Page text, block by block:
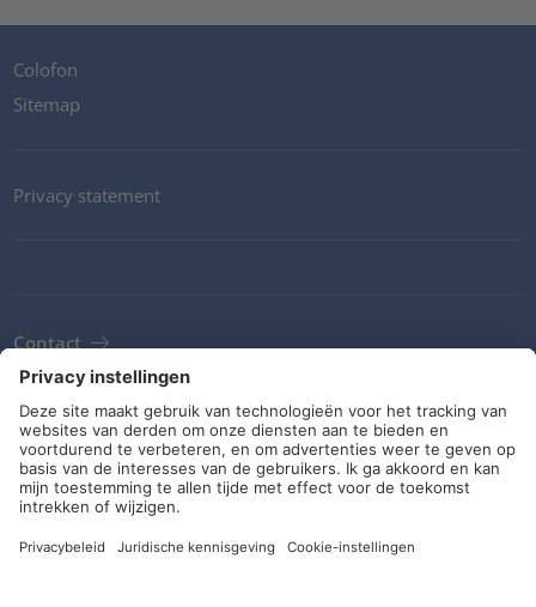
Colofon
Sitemap
Privacy statement
Contact
Newsletter
ALV
Richtlijnen en verplichtingen
Sociale media